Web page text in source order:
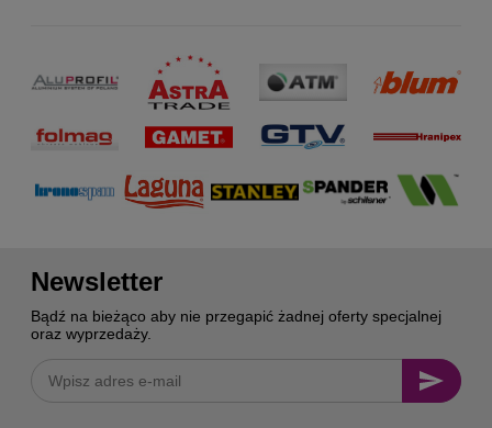
Newsletter
Bądź na bieżąco aby nie przegapić żadnej oferty specjalnej
oraz wyprzedaży.